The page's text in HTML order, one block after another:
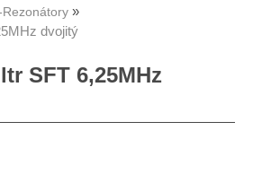
Rezonátory
dvojitý
SFT 6,25MHz